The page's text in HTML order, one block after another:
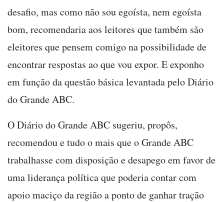
desafio, mas como não sou egoísta, nem egoísta
bom, recomendaria aos leitores que também são
eleitores que pensem comigo na possibilidade de
encontrar respostas ao que vou expor. E exponho
em função da questão básica levantada pelo Diário
do Grande ABC.
O Diário do Grande ABC sugeriu, propôs,
recomendou e tudo o mais que o Grande ABC
trabalhasse com disposição e desapego em favor de
uma liderança política que poderia contar com
apoio maciço da região a ponto de ganhar tração